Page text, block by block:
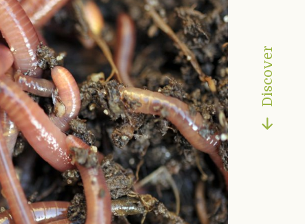
Discover